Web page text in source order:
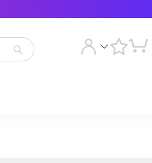
Artikelsuche
starten